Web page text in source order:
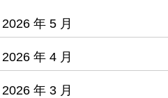
2026 年 5 月
2026 年 4 月
2026 年 3 月